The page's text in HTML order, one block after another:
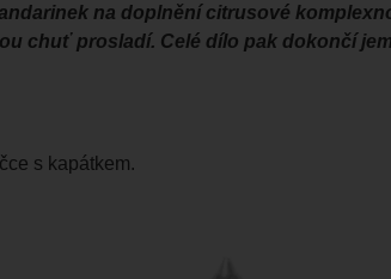
na doplnění citrusové
chuť prosladí. Celé dílo pak dokončí
s kapátkem.